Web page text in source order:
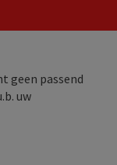
geen passend
uw